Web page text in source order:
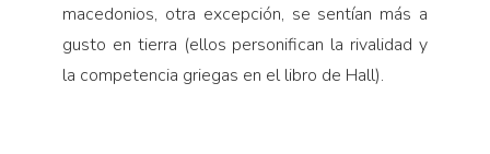
macedonios, otra excepción, se sentían más a
gusto en tierra (ellos personifican la rivalidad y
la competencia griegas en el libro de Hall).